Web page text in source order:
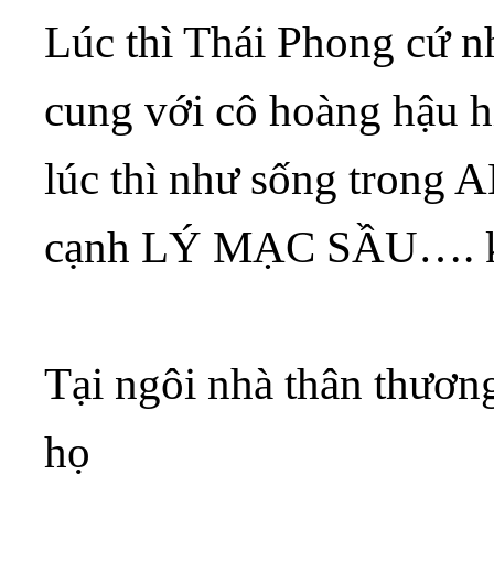
Lúc thì Thái Phong cứ
cung với cô hoàng hậu
lúc thì như sống trong
cạnh LÝ MẠC SẦU….
Tại ngôi nhà thân
họ